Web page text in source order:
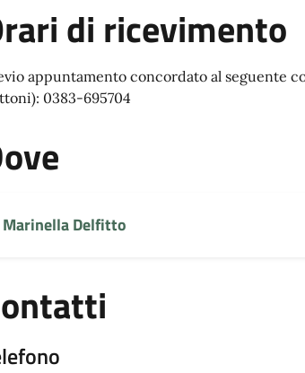
di ricevimento
appuntamento concordato al seguente
0383-695704
Marinella Delfitto